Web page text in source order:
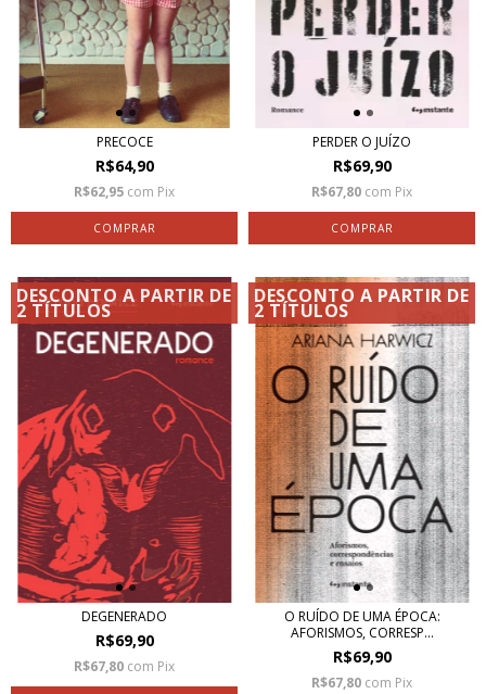
PRECOCE
R$64,90
R$62,95 com Pix
PERDER O JUÍZO
R$69,90
R$67,80 com Pix
DESCONTO A PARTIR DE
2 TÍTULOS
DEGENERADO
R$69,90
R$67,80 com Pix
DESCONTO A PARTIR DE
2 TÍTULOS
O RUÍDO DE UMA ÉPOCA:
AFORISMOS, CORRESP...
R$69,90
R$67,80 com Pix